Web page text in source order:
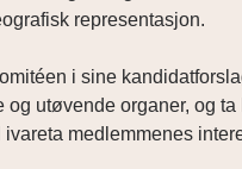
representasjon.
i sine
og utøvende organer, og
medlemmenes